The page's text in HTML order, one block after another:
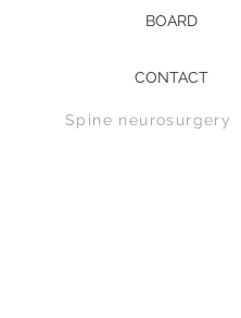
BOARD
CONTACT
Spine neurosurgery